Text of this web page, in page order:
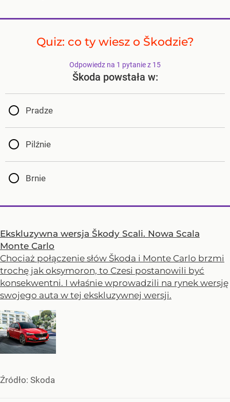
Quiz: co ty wiesz o Škodzie?
Odpowiedz na 1 pytanie z 15
Škoda powstała w:
Pradze
Pilźnie
Brnie
Ekskluzywna wersja Škody Scali. Nowa Scala
Monte Carlo
Chociaż połączenie słów Škoda i Monte Carlo brzmi
trochę jak oksymoron, to Czesi postanowili być
konsekwentni. I właśnie wprowadzili na rynek wersję
swojego auta w tej ekskluzywnej wersji.
Źródło: Skoda